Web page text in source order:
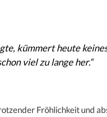
kümmert heute
viel zu lange her.“
Fröhlichkeit und